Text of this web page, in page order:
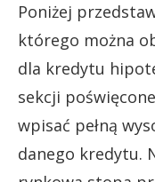
Poniżej
którego można
dla kredytu
sekcji
wpisać pełną
danego kredytu.